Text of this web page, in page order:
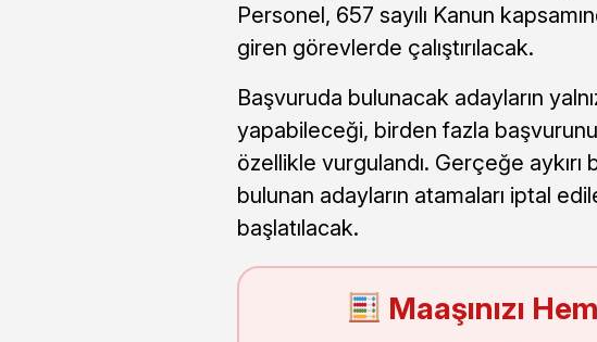
Personel, 657 sayılı Kanun
giren görevlerde çalıştırılacak.
Başvuruda bulunacak adayların
yapabileceği, birden fazla
özellikle vurgulandı. Gerçeğe
bulunan adayların atamaları iptal
başlatılacak.
Maaşınızı